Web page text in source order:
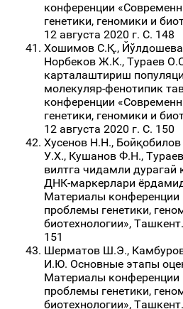
конференции
генетики, геномики и
12 августа 2020 г. С. 148
Хошимов С.Қ.,
Норбеков Ж.К., Тураев
карталаштириш
молекуляр-фенотипик
конференции
генетики, геномики и
12 августа 2020 г. С. 150
Хусенов Н.Н.,
У.Х., Кушанов Ф.Н.,
вилтга чидамли дурагай
ДНК-маркерлари
Материалы
проблемы генетики,
биотехнологии»,
151
Шерматов Ш.Э.,
И.Ю. Основные этапы
Материалы
проблемы генетики,
биотехнологии»,